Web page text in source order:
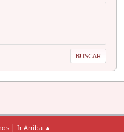
| Ir Arriba ▲